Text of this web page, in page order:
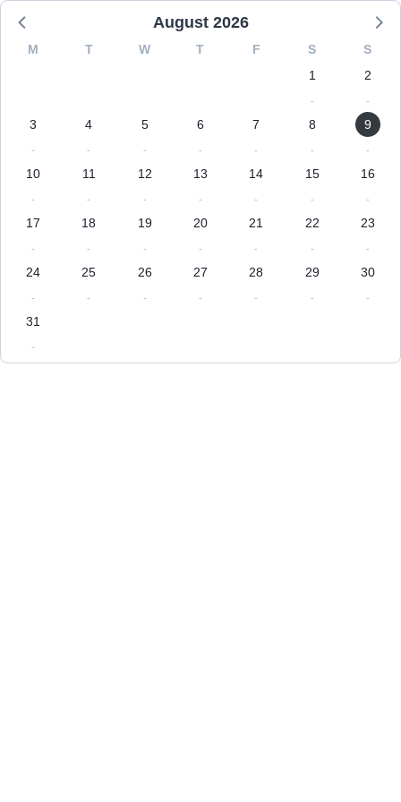
August 2026
M T W T F S
S
1
-
2
-
3
-
4
-
5
-
6
-
7
-
8
-
9
-
10
-
11
-
12
-
13
-
14
-
15
-
16
-
17
-
18
-
19
-
20
-
21
-
22
-
23
-
24
-
25
-
26
-
27
-
28
-
29
-
30
-
31
-